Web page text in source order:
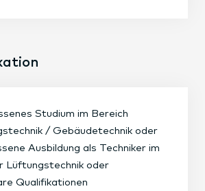
Studium im Bereich
/ Gebäudetechnik oder
Ausbildung als Techniker im
Lüftungstechnik oder
Qualifikationen